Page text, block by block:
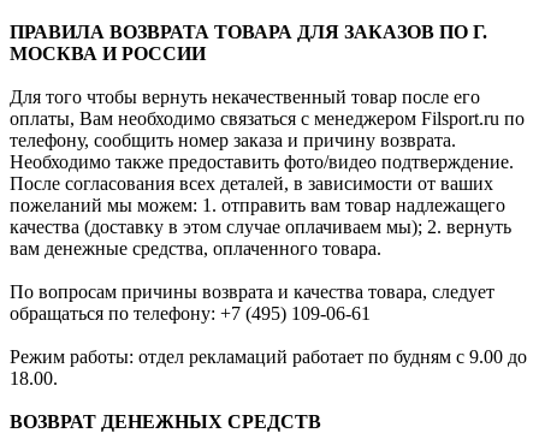
ПРАВИЛА ВОЗВРАТА ТОВАРА ДЛЯ ЗАКАЗОВ ПО Г.
МОСКВА И РОССИИ
Для того чтобы вернуть некачественный товар после его
оплаты, Вам необходимо связаться с менеджером Filsport.ru по
телефону, сообщить номер заказа и причину возврата.
Необходимо также предоставить фото/видео подтверждение.
После согласования всех деталей, в зависимости от ваших
пожеланий мы можем: 1. отправить вам товар надлежащего
качества (доставку в этом случае оплачиваем мы); 2. вернуть
вам денежные средства, оплаченного товара.
По вопросам причины возврата и качества товара, следует
обращаться по телефону: +7 (495) 109-06-61
Режим работы: отдел рекламаций работает по будням с 9.00 до
18.00.
ВОЗВРАТ ДЕНЕЖНЫХ СРЕДСТВ